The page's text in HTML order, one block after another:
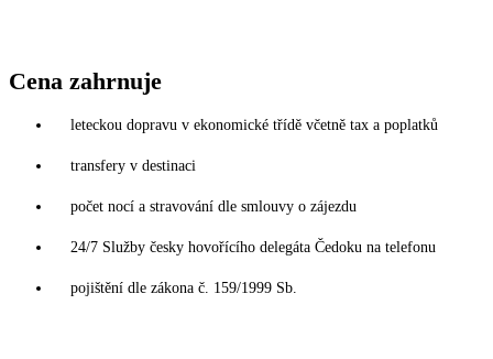
Cena zahrnuje
leteckou dopravu v ekonomické třídě včetně tax a poplatků
transfery v destinaci
počet nocí a stravování dle smlouvy o zájezdu
24/7 Služby česky hovořícího delegáta Čedoku na telefonu
pojištění dle zákona č. 159/1999 Sb.